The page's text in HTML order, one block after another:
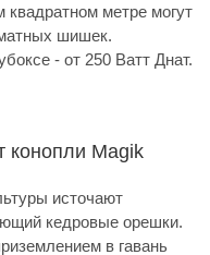
метре могут
шишек.
- от 250 Ватт Днат.
конопли Magik
источают
кедровые орешки.
в гавань